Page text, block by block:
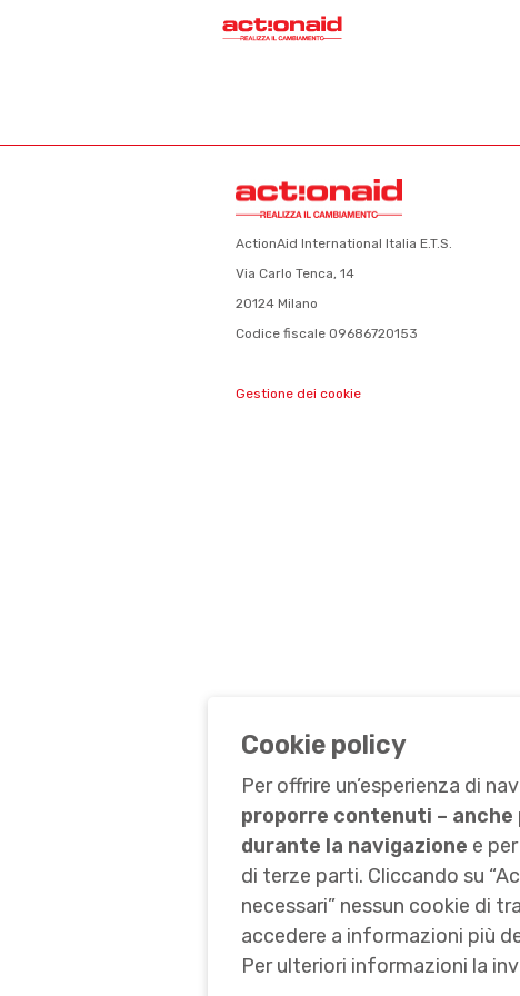
ActionAid International Italia E.T.S.
Via Carlo Tenca, 14
20124 Milano
Codice fiscale 09686720153
Gestione dei cookie
Cookie policy
Per offrire un’esperienza di
proporre contenuti –
durante la navigazione e
di terze parti. Cliccando su
necessari” nessun cookie di
accedere a informazioni più
Per ulteriori informazioni la